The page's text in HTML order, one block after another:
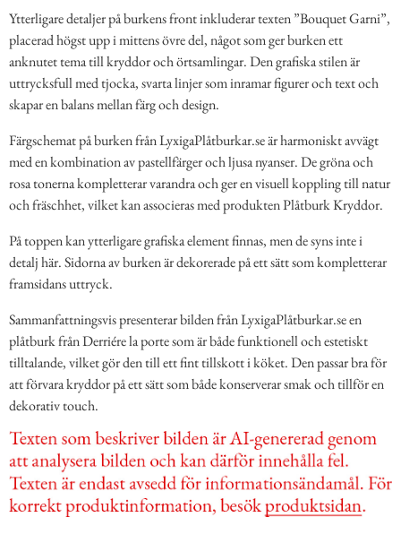
Ytterligare detaljer på burkens front inkluderar texten ”Bouquet Garni”,
placerad högst upp i mittens övre del, något som ger burken ett
anknutet tema till kryddor och örtsamlingar. Den grafiska stilen är
uttrycksfull med tjocka, svarta linjer som inramar figurer och text och
skapar en balans mellan färg och design.
Färgschemat på burken från LyxigaPlåtburkar.se är harmoniskt avvägt
med en kombination av pastellfärger och ljusa nyanser. De gröna och
rosa tonerna kompletterar varandra och ger en visuell koppling till natur
och fräschhet, vilket kan associeras med produkten Plåtburk Kryddor.
På toppen kan ytterligare grafiska element finnas, men de syns inte i
detalj här. Sidorna av burken är dekorerade på ett sätt som kompletterar
framsidans uttryck.
Sammanfattningsvis presenterar bilden från LyxigaPlåtburkar.se en
plåtburk från Derriére la porte som är både funktionell och estetiskt
tilltalande, vilket gör den till ett fint tillskott i köket. Den passar bra för
att förvara kryddor på ett sätt som både konserverar smak och tillför en
dekorativ touch.